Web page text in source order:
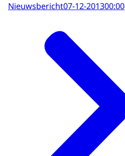
Nieuwsbericht07-12-201300:00